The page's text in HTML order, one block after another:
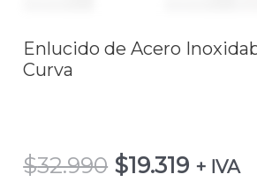
Enlucido de Acero
Curva
$32.990 $19.319 + IVA